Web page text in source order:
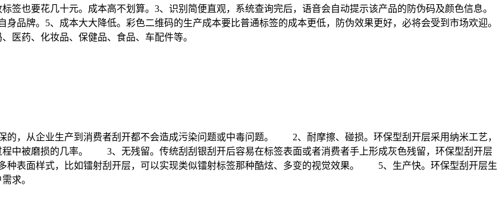
签也要花几十元。成本高不划算。3、识别简便直观，系统查询完后，语音会自动提示该产品的防伪码及颜色信息。
品牌。5、成本大大降低。彩色二维码的生产成本要比普通标签的成本更低，防伪效果更好，必将会受到市场欢迎。
医药、化妆品、保健品、食品、车配件等。
，从企业生产到消费者刮开都不会造成污染问题或中毒问题。 2、耐摩擦、碰损。环保型刮开层采用纳米工艺，
中被磨损的几率。 3、无残留。传统刮刮银刮开后容易在标签表面或者消费者手上形成灰色残留，环保型刮开层
表面样式，比如镭射刮开层，可以实现类似镭射标签那种酷炫、多变的视觉效果。 5、生产快。环保型刮开层生
求。